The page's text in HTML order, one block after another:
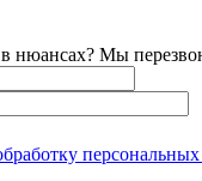
в нюансах? Мы